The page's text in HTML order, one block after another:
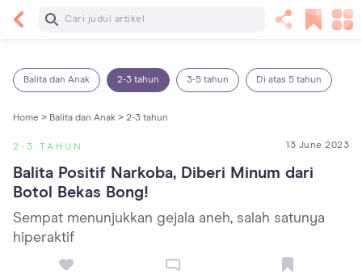
Baca Selanjutnya
Balita dan Anak 2-3 tahun 3-5 tahun Di atas 5 tahun
Home > Balita dan Anak > 2-3 tahun
2-3 TAHUN 13 June 2023
Balita Positif Narkoba, Diberi Minum dari
Botol Bekas Bong!
Sempat menunjukkan gejala aneh, salah satunya
hiperaktif